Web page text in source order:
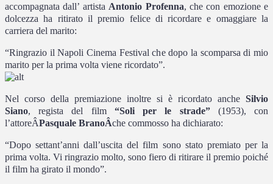
accompagnata dall’ artista Antonio Profenna, checon emozione e
dolcezza ha ritirato il premio felice di ricordare e omaggiare la
carriera del marito:
“Ringrazio il Napoli Cinema Festival che dopo la scomparsa di mio
marito per la prima volta viene ricordato”.
Nel corso della premiazione inoltre si è ricordato anche Silvio
Siano, regista del film “Soli per le strade”(1953), con
l’attoreÂPasquale BranoÂche commosso ha dichiarato:
“Dopo settant’anni dall’uscita del film sono stato premiato per la
prima volta. Vi ringrazio molto, sono fiero di ritirare il premio poiché
il film ha girato il mondo”.